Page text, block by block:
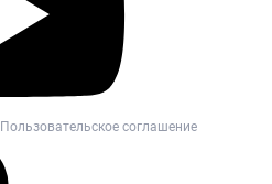
Пользовательское соглашение